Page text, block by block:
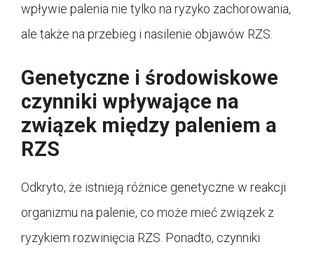
wpływie palenia nie tylko na ryzyko zachorowania,
ale także na przebieg i nasilenie objawów RZS.
Genetyczne i środowiskowe
czynniki wpływające na
związek między paleniem a
RZS
Odkryto, że istnieją różnice genetyczne w reakcji
organizmu na palenie, co może mieć związek z
ryzykiem rozwinięcia RZS. Ponadto, czynniki